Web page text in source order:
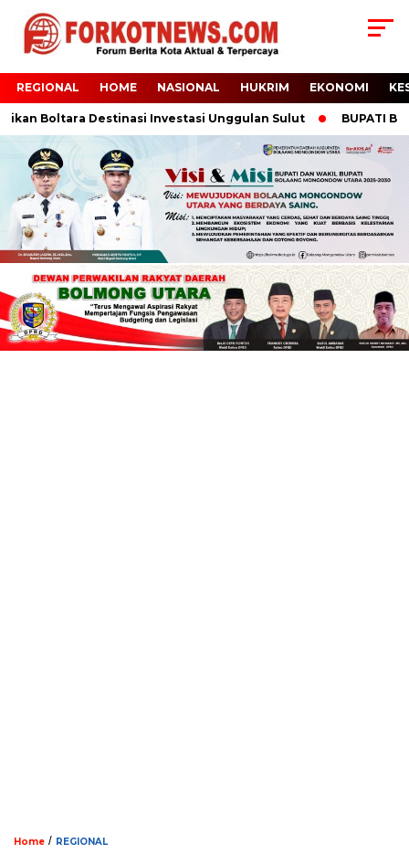
REGIONAL HOME NASIONAL HUKRIM EKONOMI
Boltara Destinasi Investasi Unggulan Sulut BUPATI
Home / REGIONAL